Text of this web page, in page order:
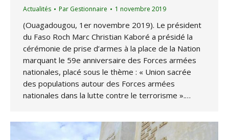
Actualités Par Gestionnaire 1 novembre 2019
(Ouagadougou, 1er novembre 2019). Le président
du Faso Roch Marc Christian Kaboré a présidé la
cérémonie de prise d’armes à la place de la Nation
marquant le 59e anniversaire des Forces armées
nationales, placé sous le thème : « Union sacrée
des populations autour des Forces armées
nationales dans la lutte contre le terrorisme ».…